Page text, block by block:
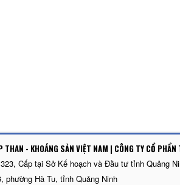
THAN - KHOÁNG SẢN VIỆT NAM | CÔNG TY CỔ
Cấp tại Sở Kế hoạch và Đầu tư tỉnh Quảng
phường Hà Tu, tỉnh Quảng Ninh